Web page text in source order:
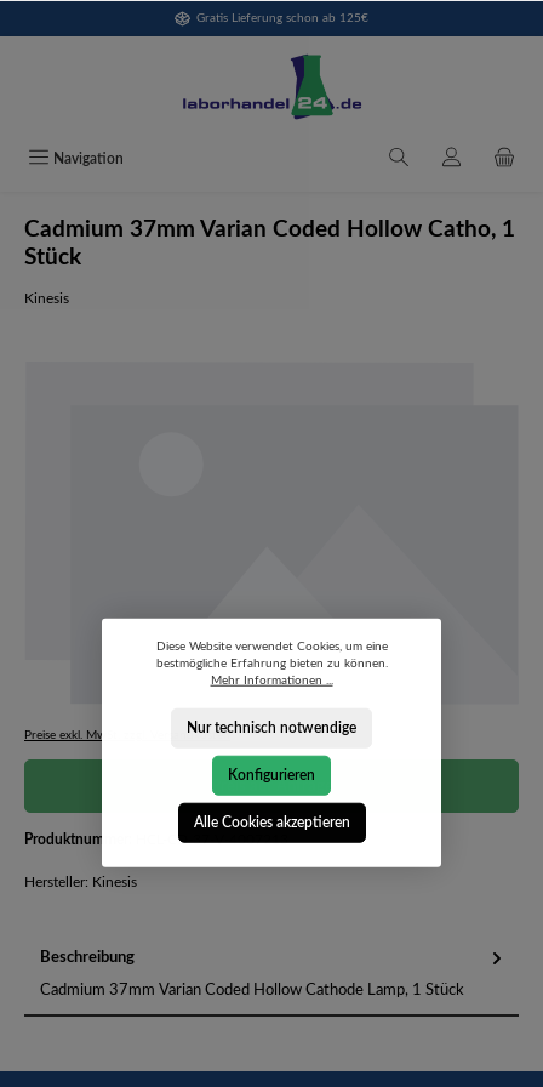
Gratis Lieferung schon ab 125€
Navigation
Cadmium 37mm Varian Coded Hollow Catho, 1
Stück
Kinesis
Preise exkl. MwSt. zzgl. Versandkosten
Preis auf Anfrage
Produktnummer: HCL-CD-37-V-4007213
Hersteller: Kinesis
Beschreibung
Cadmium 37mm Varian Coded Hollow Cathode Lamp, 1 Stück
Diese Website verwendet Cookies, um eine
bestmögliche Erfahrung bieten zu können.
Mehr Informationen ...
Nur technisch notwendige
Konfigurieren
Alle Cookies akzeptieren